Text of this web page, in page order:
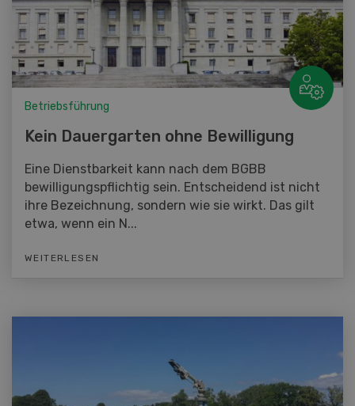
Betriebsführung
Kein Dauergarten ohne Bewilligung
Eine Dienstbarkeit kann nach dem BGBB
bewilligungspflichtig sein. Entscheidend ist nicht
ihre Bezeichnung, sondern wie sie wirkt. Das gilt
etwa, wenn ein N...
WEITERLESEN